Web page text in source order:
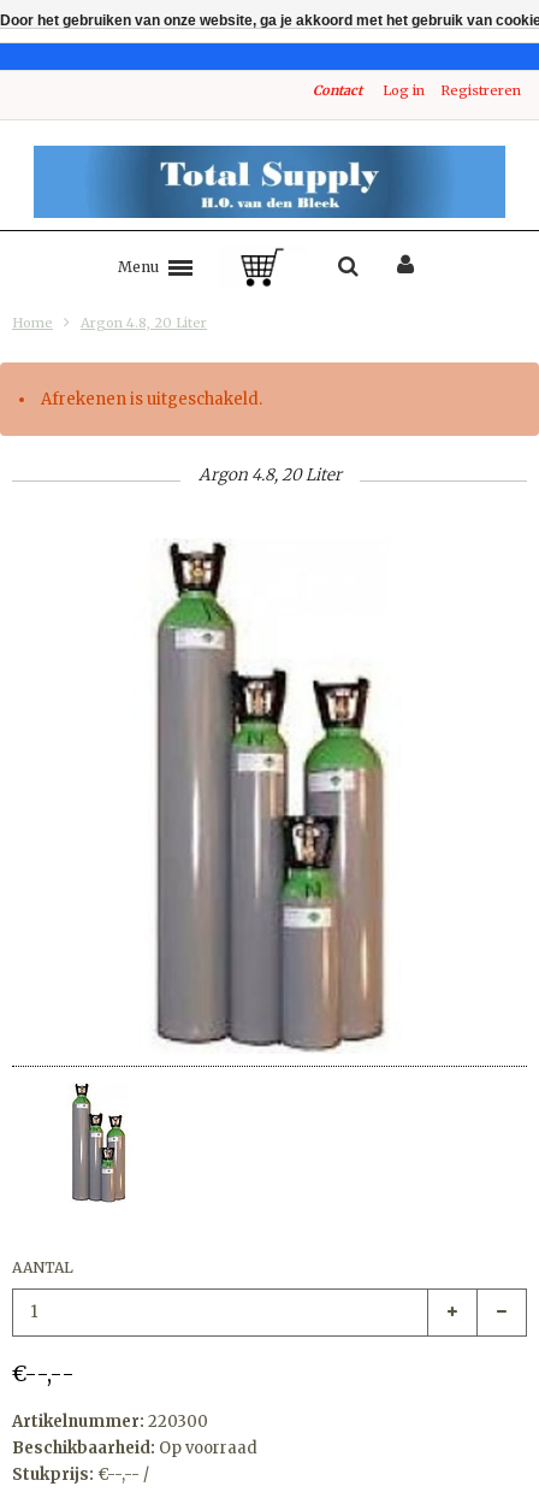
Contact Log in Registreren
Menu
Home Argon 4.8, 20 Liter
Afrekenen is uitgeschakeld.
Argon 4.8, 20 Liter
AANTAL
€--,--
Artikelnummer: 220300
Beschikbaarheid: Op voorraad
Stukprijs: €--,-- /
Door het gebruiken van onze website, ga je akkoord met het gebruik van